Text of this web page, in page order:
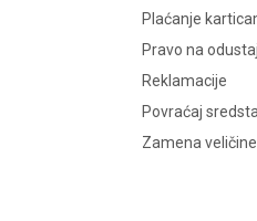
Plaćanje
Pravo na
Reklamacije
Povraćaj
Zamena